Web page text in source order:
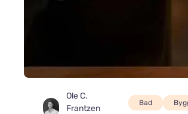
Ole C.
Frantzen
Bad